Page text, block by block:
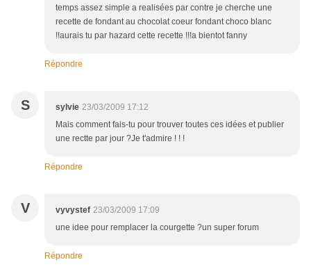
temps assez simple a realisées par contre je cherche une
recette de fondant au chocolat coeur fondant choco blanc
!!aurais tu par hazard cette recette !!!a bientot fanny
Répondre
S sylvie 23/03/2009 17:12
Mais comment fais-tu pour trouver toutes ces idées et publier
une rectte par jour ?Je t'admire ! ! !
Répondre
V vyvystef 23/03/2009 17:09
une idee pour remplacer la courgette ?un super forum
Répondre